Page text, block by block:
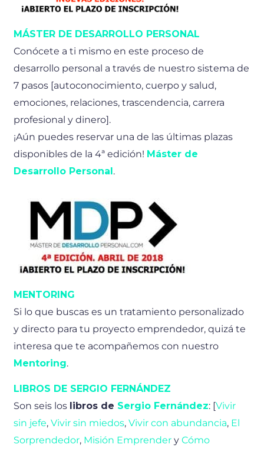
MÁSTER DE DESARROLLO PERSONAL
Conócete a ti mismo en este proceso de
desarrollo personal a través de nuestro sistema de
7 pasos [autoconocimiento, cuerpo y salud,
emociones, relaciones, trascendencia, carrera
profesional y dinero].
¡Aún puedes reservar una de las últimas plazas
disponibles de la 4ª edición! Máster de
Desarrollo Personal .
MENTORING
Si lo que buscas es un tratamiento personalizado
y directo para tu proyecto emprendedor, quizá te
interesa que te acompañemos con nuestro
Mentoring.
LIBROS DE SERGIO FERNÁNDEZ
Son seis los libros de Sergio Fernández: [Vivir
sin jefe,Vivir sin miedos,Vivir con abundancia, El
Sorprendedor, Misión Emprender yCómo